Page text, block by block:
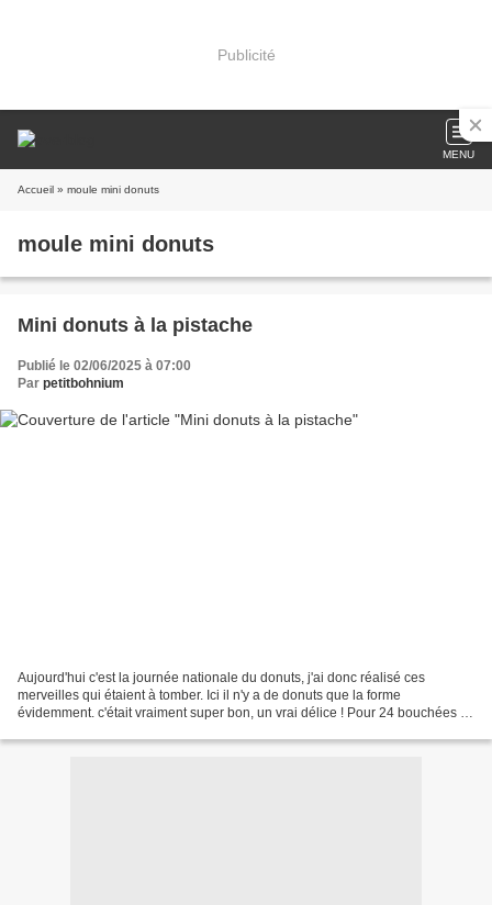
Publicité
MENU
Accueil » moule mini donuts
moule mini donuts
Mini donuts à la pistache
Publié le 02/06/2025 à 07:00
Par petitbohnium
Aujourd'hui c'est la journée nationale du donuts, j'ai donc réalisé ces
merveilles qui étaient à tomber. Ici il n'y a de donuts que la forme
évidemment. c'était vraiment super bon, un vrai délice ! Pour 24 bouchées :